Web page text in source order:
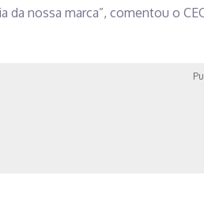
da nossa marca”, comentou o